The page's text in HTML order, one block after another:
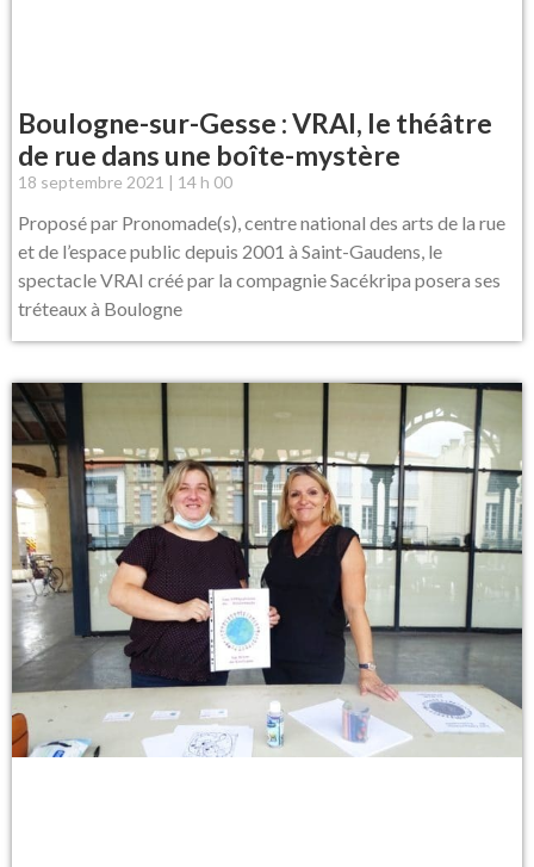
Boulogne-sur-Gesse : VRAI, le théâtre
de rue dans une boîte-mystère
18 septembre 2021 14 h 00
Proposé par Pronomade(s), centre national des arts de la rue
et de l’espace public depuis 2001 à Saint-Gaudens, le
spectacle VRAI créé par la compagnie Sacékripa posera ses
tréteaux à Boulogne